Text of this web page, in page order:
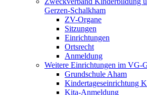
Gerzen-Schalkham
ZV-Organe
Sitzungen
Einrichtungen
Ortsrecht
Anmeldung
Weitere Einrichtungen im VG-
Grundschule Aham
Kindertageseinrichtung
Kita-Anmeldung